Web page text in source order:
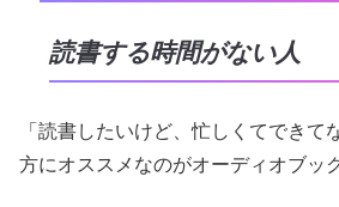
読書する時間がない人
「読書したいけど、忙しくてでき
方にオススメなのがオーディオブッ